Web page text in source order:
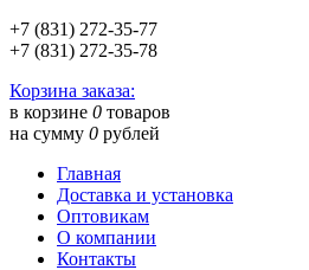
+7 (831) 272-35-77
+7 (831) 272-35-78
Корзина заказа:
в корзине 0 товаров
на сумму 0 рублей
Главная
Доставка и установка
Оптовикам
О компании
Контакты